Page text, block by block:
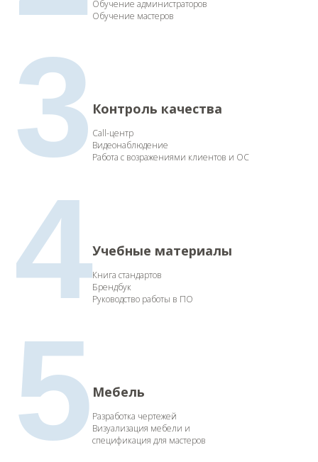
Обучение администраторов
Обучение мастеров
Контроль качества
Call-центр
Видеонаблюдение
Работа с возражениями клиентов и ОС
3
Учебные материалы
Книга стандартов
Брендбук
Руководство работы в ПО
4
Мебель
Разработка чертежей
Визуализация мебели и
спецификация для мастеров
5